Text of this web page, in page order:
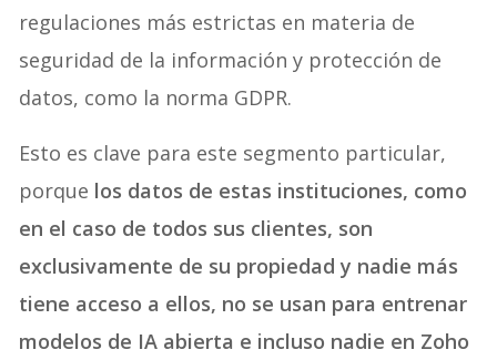
regulaciones más estrictas en materia de
seguridad de la información y protección de
datos, como la norma GDPR.
Esto es clave para este segmento particular,
porque los datos de estas instituciones, como
en el caso de todos sus clientes, son
exclusivamente de su propiedad y nadie más
tiene acceso a ellos, no se usan para entrenar
modelos de IA abierta e incluso nadie en Zoho